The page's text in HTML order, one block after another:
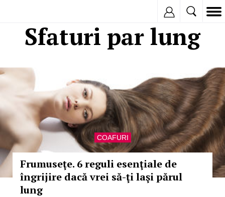
Sfaturi par lung
COAFURI
Frumuseţe. 6 reguli esenţiale de
îngrijire dacă vrei să-ţi laşi părul
lung